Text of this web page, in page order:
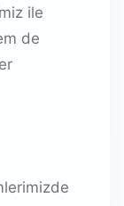
ile
de